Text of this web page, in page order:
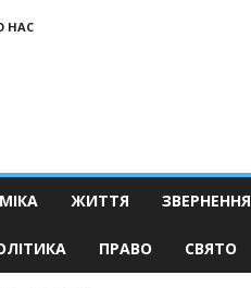
НАС
ЖИТТЯ ЗВЕРНЕННЯ
ПРАВО СВЯТО